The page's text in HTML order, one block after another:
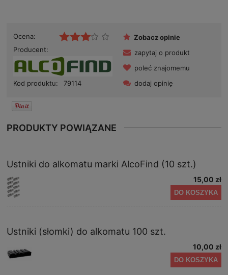
Ocena:
Producent:
Kod produktu: 79114
Zobacz opinie
zapytaj o produkt
poleć znajomemu
dodaj opinię
PRODUKTY POWIĄZANE
Ustniki do alkomatu marki AlcoFind (10 szt.)
15,00 zł
DO KOSZYKA
Ustniki (słomki) do alkomatu 100 szt.
10,00 zł
DO KOSZYKA